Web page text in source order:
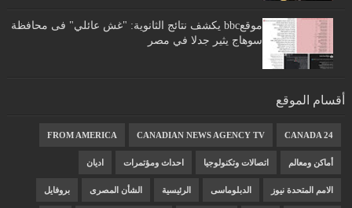
موقعbbc يكشف نتائج الثانوية: "غش عائلي" فى محافظة
سوهاج يثير جدلا في مصر
أقسام الموقع
CANADA 24
CANADIAN NEWS AGENCY TV
FROM AMERICA
أماكن ومعالم اتصالات وتكنولوجيا احداث ومؤتمرات اديان
الامم المتحدة نيوز الدبلوماسى الرئيسية الشأن المصرى بروفايل